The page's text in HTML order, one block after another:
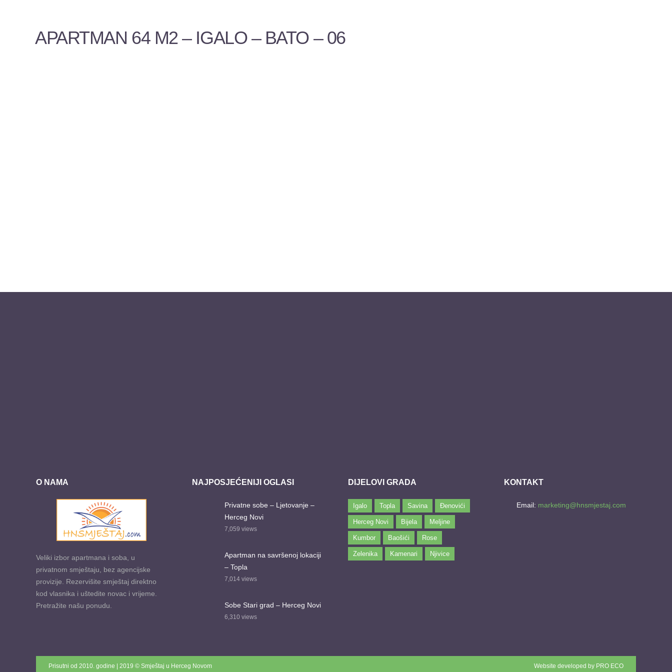
APARTMAN 64 M2 – IGALO – BATO – 06
O NAMA
Veliki izbor apartmana i soba, u
privatnom smještaju, bez agencijske
provizije. Rezervišite smještaj direktno
kod vlasnika i uštedite novac i vrijeme.
Pretražite našu ponudu.
NAJPOSJEĆENIJI OGLASI
Privatne sobe – Ljetovanje –
Herceg Novi
7,059 views
Apartman na savršenoj lokaciji
– Topla
7,014 views
Sobe Stari grad – Herceg Novi
6,310 views
DIJELOVI GRADA
Igalo Topla Savina Đenovići
Herceg Novi Bijela Meljine
Kumbor Baošići Rose
Zelenika Kamenari Njivice
KONTAKT
Email: marketing@hnsmjestaj.com
Prisutni od 2010. godine | 2019 © Smještaj u Herceg Novom Website developed by PRO ECO